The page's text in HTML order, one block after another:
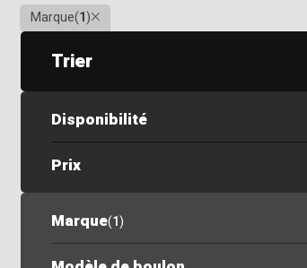
Marque(1)Clair
Trier
Disponibilité
Prix
Marque(1)